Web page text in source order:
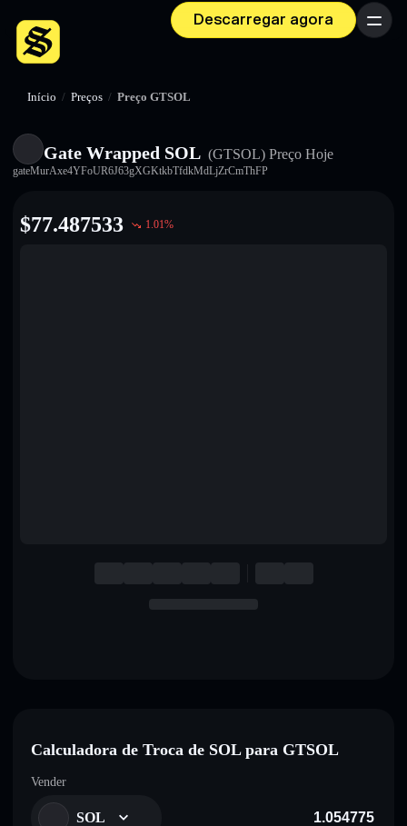
Descarregar agora Menu
Início / Preços / Preço GTSOL
Gate Wrapped SOL (GTSOL) Preço Hoje
gateMurAxe4YFoUR6J63gXGKtkbTfdkMdLjZrCmThFP
$77.487533 1.01%
Calculadora de Troca de SOL para GTSOL
Vender
SOL